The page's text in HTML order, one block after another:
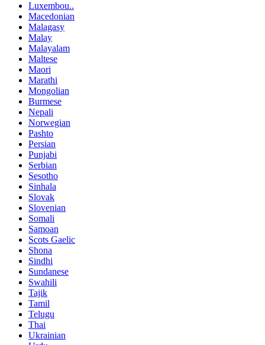
Luxembou..
Macedonian
Malagasy
Malay
Malayalam
Maltese
Maori
Marathi
Mongolian
Burmese
Nepali
Norwegian
Pashto
Persian
Punjabi
Serbian
Sesotho
Sinhala
Slovak
Slovenian
Somali
Samoan
Scots Gaelic
Shona
Sindhi
Sundanese
Swahili
Tajik
Tamil
Telugu
Thai
Ukrainian